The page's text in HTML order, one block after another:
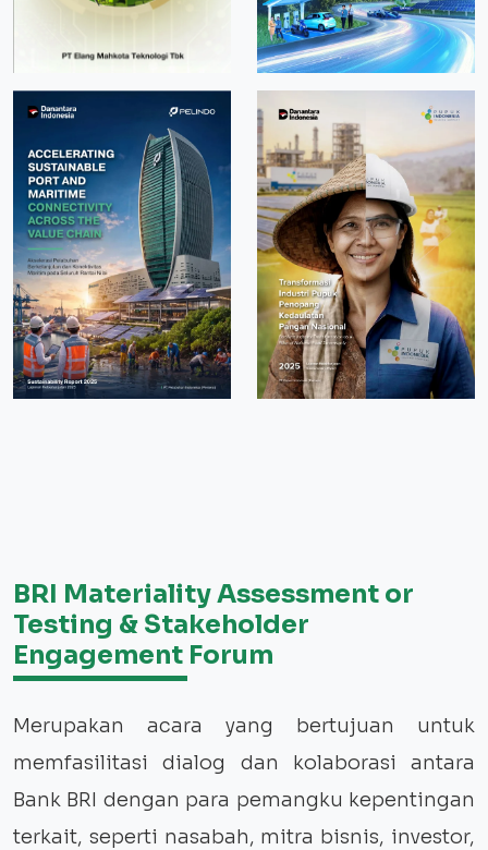
BRI Materiality Assessment or
Testing & Stakeholder
Engagement Forum
Merupakan acara yang bertujuan untuk
memfasilitasi dialog dan kolaborasi antara
Bank BRI dengan para pemangku kepentingan
terkait, seperti nasabah, mitra bisnis, investor,